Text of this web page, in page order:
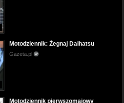
Motodziennik: Żegnaj Daihatsu
Gazeta.pl
Motodziennik pierwszomajowy